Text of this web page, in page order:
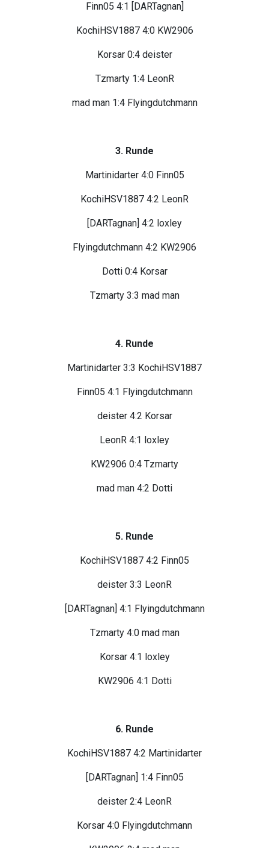
Finn05 4:1 [DARTagnan]
KochiHSV1887 4:0 KW2906
Korsar 0:4 deister
Tzmarty 1:4 LeonR
mad man 1:4 Flyingdutchmann
3. Runde
Martinidarter 4:0 Finn05
KochiHSV1887 4:2 LeonR
[DARTagnan] 4:2 loxley
Flyingdutchmann 4:2 KW2906
Dotti 0:4 Korsar
Tzmarty 3:3 mad man
4. Runde
Martinidarter 3:3 KochiHSV1887
Finn05 4:1 Flyingdutchmann
deister 4:2 Korsar
LeonR 4:1 loxley
KW2906 0:4 Tzmarty
mad man 4:2 Dotti
5. Runde
KochiHSV1887 4:2 Finn05
deister 3:3 LeonR
[DARTagnan] 4:1 Flyingdutchmann
Tzmarty 4:0 mad man
Korsar 4:1 loxley
KW2906 4:1 Dotti
6. Runde
KochiHSV1887 4:2 Martinidarter
[DARTagnan] 1:4 Finn05
deister 2:4 LeonR
Korsar 4:0 Flyingdutchmann